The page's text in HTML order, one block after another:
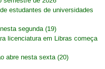
estudantes de universidades
segunda (19)
licenciatura em Libras começa
abre nesta sexta (20)